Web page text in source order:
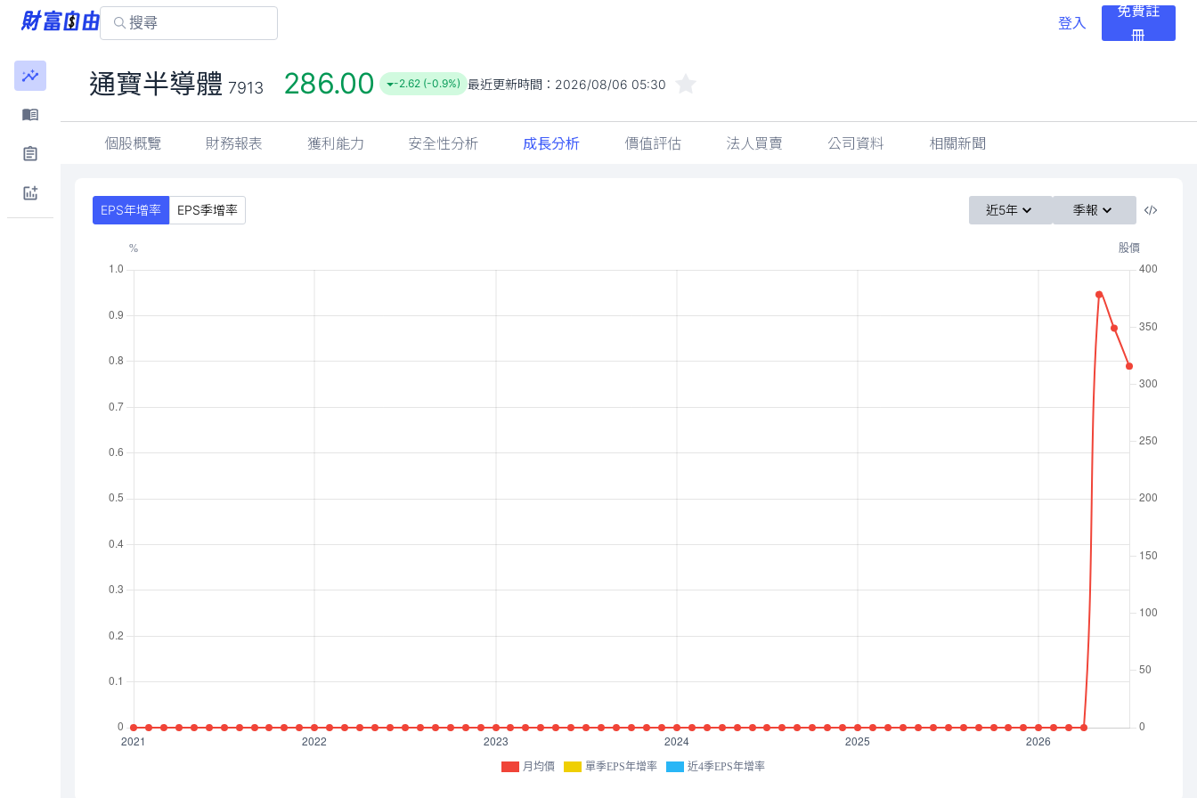
登入
免費註
冊
通寶半導體 7913 286.00 -2.62 (-0.9%) 最近更新時間： 2026/08/06 05:30
個股概覽 財務報表 獲利能力 安全性分析 成長分析 價值評估 法人買賣 公司資料 相關新聞
EPS年增率 EPS季增率 近5年 季報
月均價 單季EPS年增率 近4季EPS年增率